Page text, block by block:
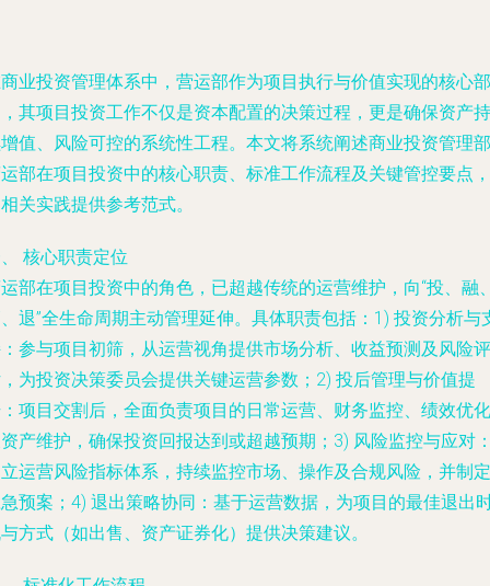
业投资管理体系中，营运部作为项目执行与价值实现的核心部
其项目投资工作不仅是资本配置的决策过程，更是确保资产持
值、风险可控的系统性工程。本文将系统阐述商业投资管理部
部在项目投资中的核心职责、标准工作流程及关键管控要点，
关实践提供参考范式。
核心职责定位
部在项目投资中的角色，已超越传统的运营维护，向“投、融
退”全生命周期主动管理延伸。具体职责包括：1) 投资分析与
：参与项目初筛，从运营视角提供市场分析、收益预测及风险评
为投资决策委员会提供关键运营参数；2) 投后管理与价值提
：项目交割后，全面负责项目的日常运营、财务监控、绩效优化
产维护，确保投资回报达到或超越预期；3) 风险监控与应对
运营风险指标体系，持续监控市场、操作及合规风险，并制定
预案；4) 退出策略协同 ：基于运营数据，为项目的最佳退出
方式（如出售、资产证券化）提供决策建议。